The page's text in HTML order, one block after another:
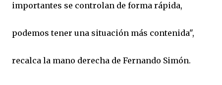
importantes se controlan de forma rápida,
podemos tener una situación más contenida",
recalca la mano derecha de Fernando Simón.